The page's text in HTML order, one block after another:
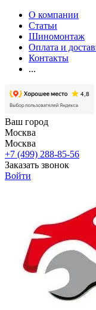
О компании
Статьи
Шиномонтаж
Оплата и
Контакты
...
Ваш город
Москва
Москва
+7 (499) 288-85-56
Заказать звонок
Войти